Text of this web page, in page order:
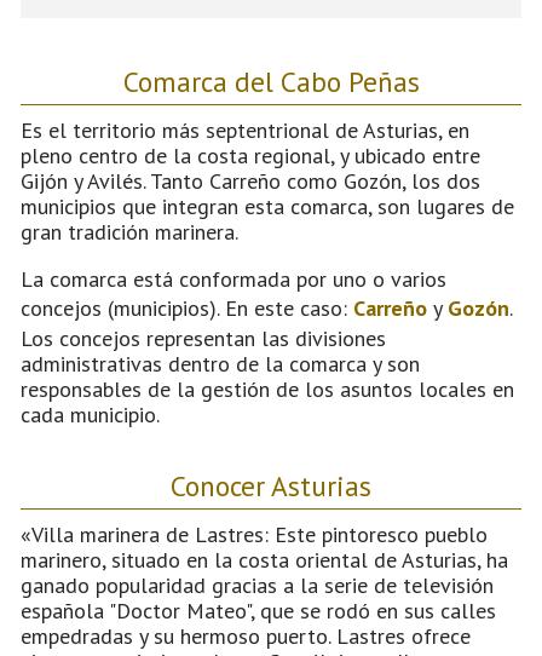
Comarca del Cabo Peñas
Es el territorio más septentrional de Asturias, en
pleno centro de la costa regional, y ubicado entre
Gijón y Avilés. Tanto Carreño como Gozón, los dos
municipios que integran esta comarca, son lugares de
gran tradición marinera.
La comarca está conformada por uno o varios
concejos (municipios). En este caso: Carreño y Gozón.
Los concejos representan las divisiones
administrativas dentro de la comarca y son
responsables de la gestión de los asuntos locales en
cada municipio.
Conocer Asturias
«Villa marinera de Lastres: Este pintoresco pueblo
marinero, situado en la costa oriental de Asturias, ha
ganado popularidad gracias a la serie de televisión
española "Doctor Mateo", que se rodó en sus calles
empedradas y su hermoso puerto. Lastres ofrece